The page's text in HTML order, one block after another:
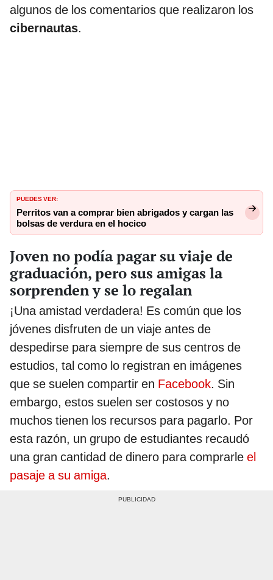
algunos de los comentarios que realizaron los
cibernautas.
PUEDES VER:
Perritos van a comprar bien abrigados y cargan las
bolsas de verdura en el hocico
Joven no podía pagar su viaje de
graduación, pero sus amigas la
sorprenden y se lo regalan
¡Una amistad verdadera! Es común que los
jóvenes disfruten de un viaje antes de
despedirse para siempre de sus centros de
estudios, tal como lo registran en imágenes
que se suelen compartir en Facebook. Sin
embargo, estos suelen ser costosos y no
muchos tienen los recursos para pagarlo. Por
esta razón, un grupo de estudiantes recaudó
una gran cantidad de dinero para comprarle el
pasaje a su amiga.